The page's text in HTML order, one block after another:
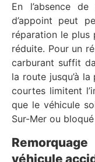
En l’absence
d’appoint peut
réparation le plus
réduite. Pour un
carburant suffit
la route jusqu’à
courtes limitent
que le véhicule
Sur-Mer ou
véhicule